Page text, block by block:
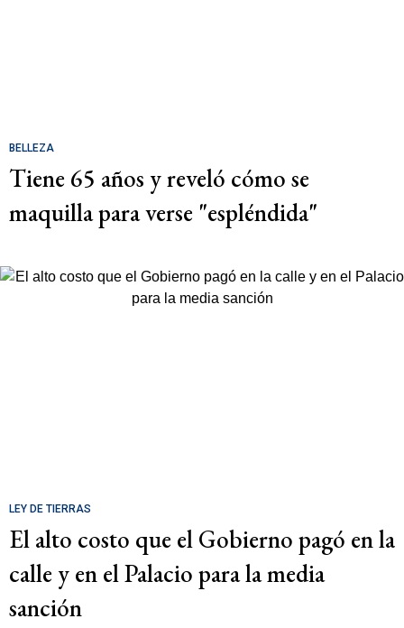
BELLEZA
Tiene 65 años y reveló cómo se
maquilla para verse "espléndida"
LEY DE TIERRAS
El alto costo que el Gobierno pagó en la
calle y en el Palacio para la media
sanción